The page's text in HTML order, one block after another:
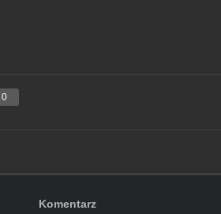
0
Komentarz